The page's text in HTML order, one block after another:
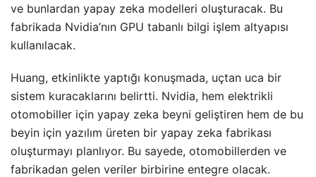
ve bunlardan yapay zeka modelleri oluşturacak. Bu
fabrikada Nvidia’nın GPU tabanlı bilgi işlem altyapısı
kullanılacak.
Huang, etkinlikte yaptığı konuşmada, uçtan uca bir
sistem kuracaklarını belirtti. Nvidia, hem elektrikli
otomobiller için yapay zeka beyni geliştiren hem de bu
beyin için yazılım üreten bir yapay zeka fabrikası
oluşturmayı planlıyor. Bu sayede, otomobillerden ve
fabrikadan gelen veriler birbirine entegre olacak.